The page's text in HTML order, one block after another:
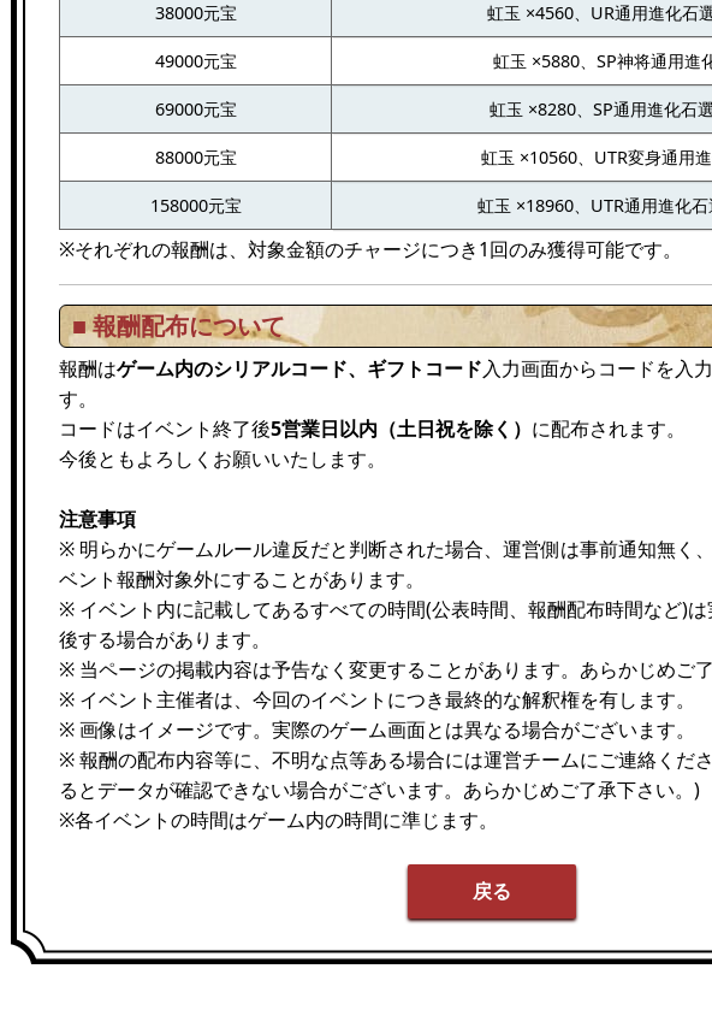
38000元宝 虹玉 ×4560、UR通用進化石
49000元宝 虹玉 ×5880、SP神将通用進
69000元宝 虹玉 ×8280、SP通用進化石
88000元宝 虹玉 ×10560、UTR変身通用
158000元宝 虹玉 ×18960、UTR通用進化
※それぞれの報酬は、対象金額のチャージにつき1回のみ獲得可能です。
■ 報酬配布について
報酬はゲーム内のシリアルコード、 ギフトコード入力画面からコードを入
す。
コードはイベント終了後5営業日以内（土日祝を除く） に配布されます。
今後ともよろしくお願いいたします。
注意事項
※ 明らかにゲームルール違反だと判断された場合、運営側は事前通知無く
ベント報酬対象外にすることがあります。
※ イベント内に記載してあるすべての時間(公表時間、報酬配布時間など)
後する場合があります。
※ 当ページの掲載内容は予告なく変更することがあります。あらかじめご了
※ イベント主催者は、今回のイベントにつき最終的な解釈権を有します。
※ 画像はイメージです。実際のゲーム画面とは異なる場合がございます。
※ 報酬の配布内容等に、不明な点等ある場合には運営チームにご連絡くだ
るとデータが確認できない場合がございます。あらかじめご了承下さい。)
※各イベントの時間はゲーム内の時間に準じます。
戻る